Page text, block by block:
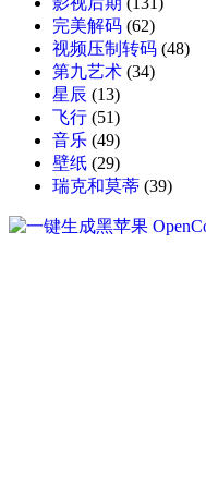
完美解码 (62)
视频压制转码 (48)
第九艺术 (34)
星辰 (13)
飞行 (51)
音乐 (49)
壁纸 (29)
瑞克和莫蒂 (39)